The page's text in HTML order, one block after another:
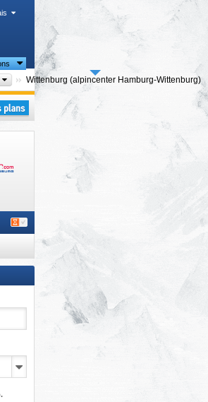
Arrondissement (Landkreis)
Wittenburg (alpincenter Hamburg-Wittenburg)